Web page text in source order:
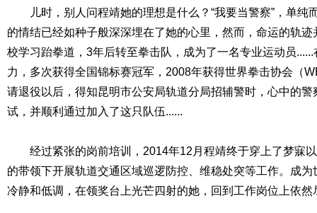
儿时，别人问程靖她的理想是什么？“我要当警察”，单纯
的情结已经如种子般深深埋在了她的心里，然而，命运的轨
校学习跆拳道，3年后转至拳击队，成为了一名专业运动员
力，多次获得全国锦标赛冠军，2008年获得世界拳击协会（
请退役以后，得知昆明市公安局轨道分局招辅警时，心中的
试，并顺利通过加入了这只队伍......
经过紧张的岗前培训，2014年12月程靖终于穿上了梦寐
的带领下开展轨道交通区域巡逻防控、维稳处突等工作。成
冷静和低调，在领奖台上光芒四射的她，回到工作岗位上依然